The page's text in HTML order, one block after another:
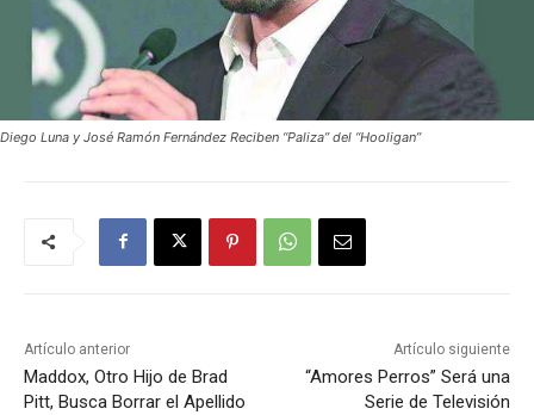
Diego Luna y José Ramón Fernández Reciben “Paliza” del “Hooligan”
Artículo anterior
Maddox, Otro Hijo de Brad
Pitt, Busca Borrar el Apellido
Artículo siguiente
“Amores Perros” Será una
Serie de Televisión